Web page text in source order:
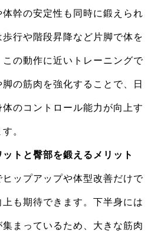
幹の安定性も同時に鍛えられ
行や階段昇降など片脚で体を
の動作に近いトレーニングで
の筋肉を強化することで、日
のコントロール能力が向上す
。
トと臀部を鍛えるメリット
ップアップや体型改善だけで
も期待できます。下半身には
まっているため、大きな筋肉